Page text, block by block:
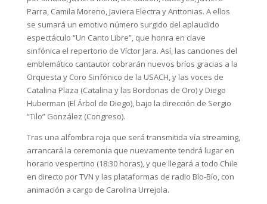
Parra, Camila Moreno, Javiera Electra y Anttonias. A ellos
se sumará un emotivo número surgido del aplaudido
espectáculo “Un Canto Libre”, que honra en clave
sinfónica el repertorio de Víctor Jara. Así, las canciones del
emblemático cantautor cobrarán nuevos bríos gracias a la
Orquesta y Coro Sinfónico de la USACH, y las voces de
Catalina Plaza (Catalina y las Bordonas de Oro) y Diego
Huberman (El Árbol de Diego), bajo la dirección de Sergio
“Tilo” González (Congreso).
Tras una alfombra roja que será transmitida vía streaming,
arrancará la ceremonia que nuevamente tendrá lugar en
horario vespertino (18:30 horas), y que llegará a todo Chile
en directo por TVN y las plataformas de radio Bío-Bío, con
animación a cargo de Carolina Urrejola.